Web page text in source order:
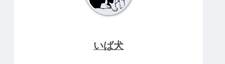
いば犬